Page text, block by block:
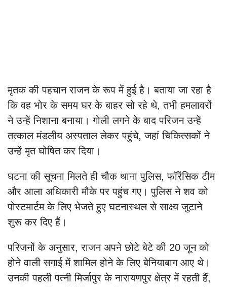
मृतक की पहचान राजन के रूप में हुई है। बताया जा रहा है
कि वह भोर के समय घर के बाहर सो रहे थे, तभी हमलावरों
ने उन्हें निशाना बनाया। गोली लगने के बाद परिजन उन्हें
तत्काल मंडलीय अस्पताल लेकर पहुंचे, जहां चिकित्सकों ने
उन्हें मृत घोषित कर दिया।
घटना की सूचना मिलते ही चौक थाना पुलिस, फॉरेंसिक टीम
और आला अधिकारी मौके पर पहुंच गए। पुलिस ने शव को
पोस्टमार्टम के लिए भेजते हुए घटनास्थल से साक्ष्य जुटाने
शुरू कर दिए हैं।
परिजनों के अनुसार, राजन अपने छोटे बेटे की 20 जून को
होने वाली सगाई में शामिल होने के लिए बेनियाबाग आए थे।
उनकी पहली पत्नी मिर्जापुर के नारायणपुर क्षेत्र में रहती हैं,